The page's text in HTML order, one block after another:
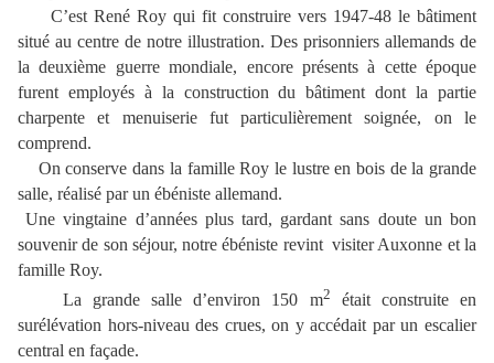
C’est René Roy qui fit construire vers 1947-48 le bâtiment
situé au centre de notre illustration. Des prisonniers allemands de
la deuxième guerre mondiale, encore présents à cette époque
furent employés à la construction du bâtiment dont la partie
charpente et menuiserie fut particulièrement soignée, on le
comprend.
On conserve dans la famille Roy le lustre en bois de la grande
salle, réalisé par un ébéniste allemand.
Une vingtaine d’années plus tard, gardant sans doute un bon
souvenir de son séjour, notre ébéniste revint visiter Auxonne et la
famille Roy.
La grande salle d’environ 150 m2 était construite en
surélévation hors-niveau des crues, on y accédait par un escalier
central en façade.